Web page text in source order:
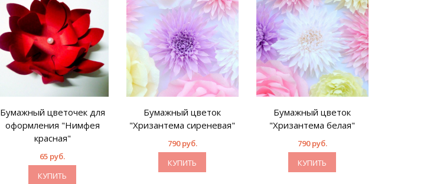
Бумажный цветочек для
оформления "Нимфея
красная"
65 руб.
КУПИТЬ
Бумажный цветок
"Хризантема сиреневая"
790 руб.
КУПИТЬ
Бумажный цветок
"Хризантема белая"
790 руб.
КУПИТЬ